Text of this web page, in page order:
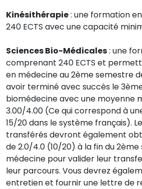
Kinésithérapie: une formation
240 ECTS avec une capacité
Sciences Bio-Médicales: une
comprenant 240 ECTS et
en médecine au 2ème semestre
avoir terminé avec succès le
biomédecine avec une moyenne
3.00/4.00 (Ce qui correspond à
15/20 dans le système français).
transférés devront également
de 2.0/4.0 (10/20) à la fin du
médecine pour valider leur
leur parcours. Vous devrez
entretien et fournir une lettre de